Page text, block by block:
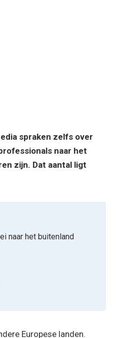
spraken zelfs over
naar het
zijn. Dat aantal ligt
naar het buitenland
Europese landen.